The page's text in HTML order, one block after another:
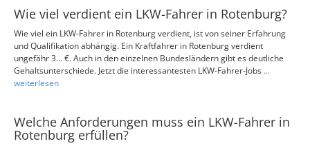
Wie viel verdient ein LKW-Fahrer in Rotenburg?
Wie viel ein LKW-Fahrer in Rotenburg verdient, ist von seiner Erfahrung
und Qualifikation abhängig. Ein Kraftfahrer in Rotenburg verdient
ungefähr 3... €. Auch in den einzelnen Bundesländern gibt es deutliche
Gehaltsunterschiede. Jetzt die interessantesten LKW-Fahrer-Jobs ...
weiterlesen
Welche Anforderungen muss ein LKW-Fahrer in
Rotenburg erfüllen?